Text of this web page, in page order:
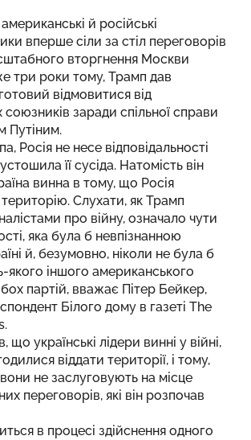
й російські
вперше сіли за стіл переговорів
вторгнення Москви
три роки тому, Трамп дав
відмовитися від
заради спільної справи
Путіним.
Росія не несе відповідальності
її сусіда. Натомість він
винна в тому, що Росія
територію. Слухати, як Трамп
про війну, означало чути
яка була б невпізнанною
й, безумовно, ніколи не була б
якого іншого американського
партій, вважає Пітер Бейкер,
Білого дому в газеті The
що українські лідери винні у війні,
віддати території, і тому,
не заслуговують на місце
переговорів, які він розпочав
в процесі здійснення одного